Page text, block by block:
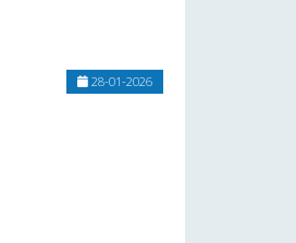
28-01-2026